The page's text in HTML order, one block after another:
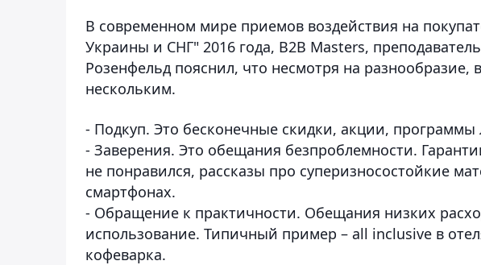
В современном мире приемов воздействия на
Украины и СНГ" 2016 года, В2В Masters,
Розенфельд пояснил, что несмотря на разнообразие,
нескольким.
- Подкуп. Это бесконечные скидки, акции, программы
- Заверения. Это обещания безпроблемности.
не понравился, рассказы про суперизносостойкие
смартфонах.
- Обращение к практичности. Обещания низких
использование. Типичный пример – all inclusive в
кофеварка.